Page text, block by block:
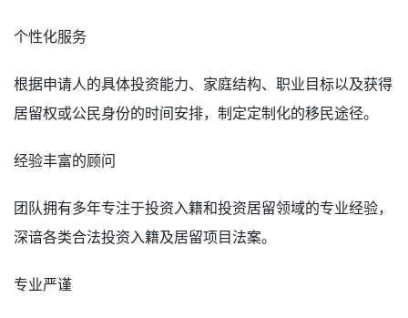
个性化服务
根据申请人的具体投资能力、家庭结构、职业目标以及获得
居留权或公民身份的时间安排，制定定制化的移民途径。
经验丰富的顾问
团队拥有多年专注于投资入籍和投资居留领域的专业经验，
深谙各类合法投资入籍及居留项目法案。
专业严谨